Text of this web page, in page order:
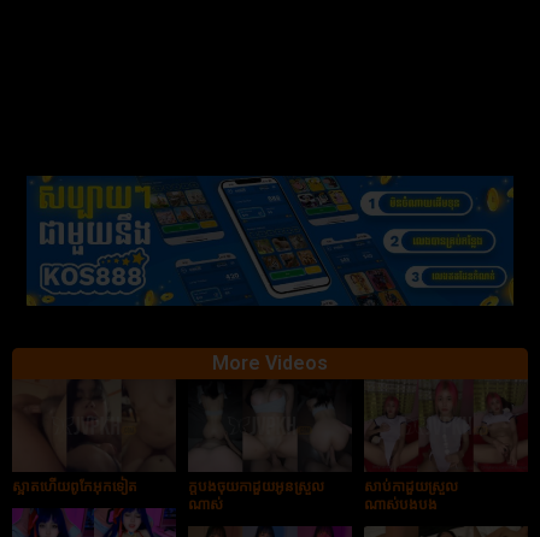
More Videos
ស្អាតហើយពូកែអុកទៀត
ក្ដបងចុយកាដួយអូនស្រួល
ណាស់
សាប់កាដួយស្រួល
ណាស់បងបង